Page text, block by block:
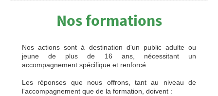
Nos formations
Nos actions sont à destination d'un public adulte ou
jeune de plus de 16 ans, nécessitant un
accompagnement spécifique et renforcé.
Les réponses que nous offrons, tant au niveau de
l'accompagnement que de la formation, doivent :